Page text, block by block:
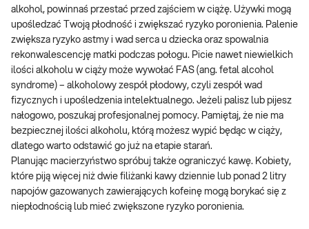
alkohol, powinnaś przestać przed zajściem w ciążę. Używki mogą
upośledzać Twoją płodność i zwiększać ryzyko poronienia. Palenie
zwiększa ryzyko astmy i wad serca u dziecka oraz spowalnia
rekonwalescencję matki podczas połogu. Picie nawet niewielkich
ilości alkoholu w ciąży może wywołać FAS (ang. fetal alcohol
syndrome) – alkoholowy zespół płodowy, czyli zespół wad
fizycznych i upośledzenia intelektualnego. Jeżeli palisz lub pijesz
nałogowo, poszukaj profesjonalnej pomocy. Pamiętaj, że nie ma
bezpiecznej ilości alkoholu, którą możesz wypić będąc w ciąży,
dlatego warto odstawić go już na etapie starań.
Planując macierzyństwo spróbuj także ograniczyć kawę. Kobiety,
które piją więcej niż dwie filiżanki kawy dziennie lub ponad 2 litry
napojów gazowanych zawierających kofeinę mogą borykać się z
niepłodnością lub mieć zwiększone ryzyko poronienia.